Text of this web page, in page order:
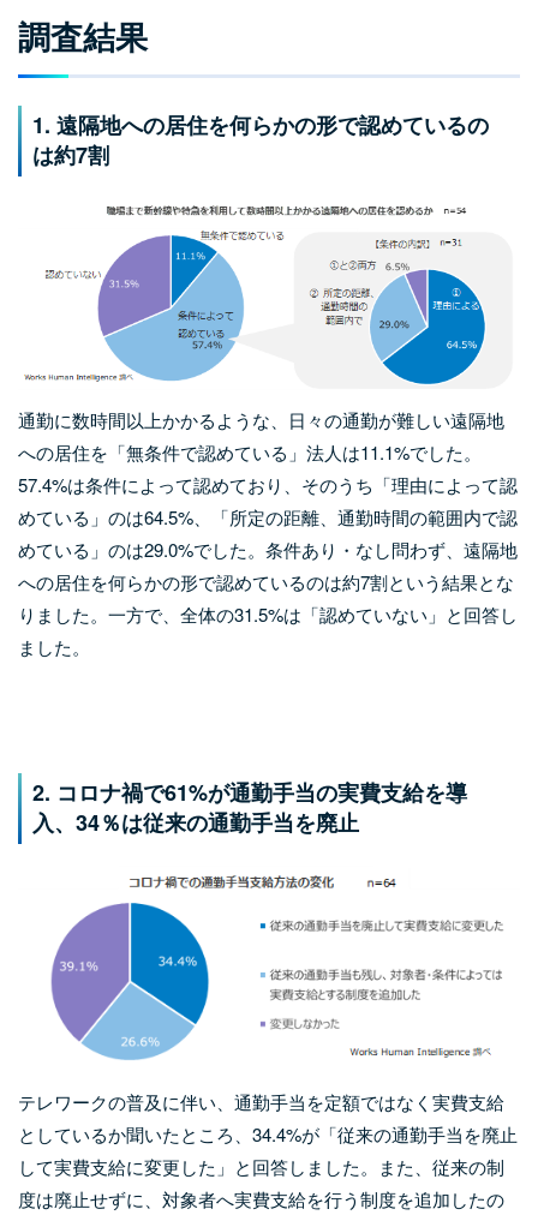
調査結果
1. 遠隔地への居住を何らかの形で認めているの
は約7割
通勤に数時間以上かかるような、日々の通勤が難しい遠隔地
への居住を「無条件で認めている」法人は11.1%でした。
57.4%は条件によって認めており、そのうち「理由によって認
めている」のは64.5%、「所定の距離、通勤時間の範囲内で認
めている」のは29.0%でした。条件あり・なし問わず、遠隔地
への居住を何らかの形で認めているのは約7割という結果とな
りました。一方で、全体の31.5%は「認めていない」と回答し
ました。
2. コロナ禍で61%が通勤手当の実費支給を導
入、34％は従来の通勤手当を廃止
テレワークの普及に伴い、通勤手当を定額ではなく実費支給
としているか聞いたところ、34.4%が「従来の通勤手当を廃止
して実費支給に変更した」と回答しました。また、従来の制
度は廃止せずに、対象者へ実費支給を行う制度を追加したの